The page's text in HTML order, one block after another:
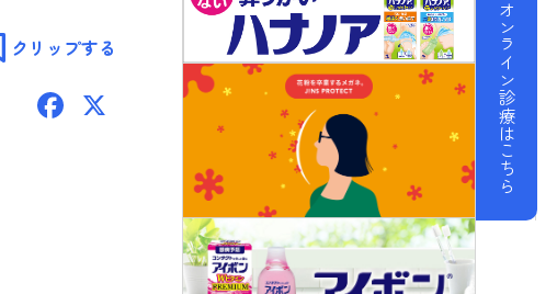
オンライン診療はこちら
クリップする
F